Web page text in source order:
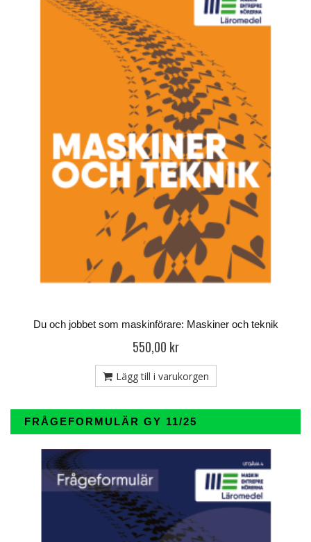
Du och jobbet som maskinförare: Maskiner och teknik
550,00 kr
Lägg till i varukorgen
FRÅGEFORMULÄR GY 11/25